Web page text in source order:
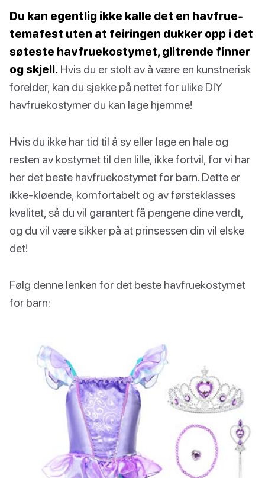
Du kan egentlig ikke kalle det en havfrue-
temafest uten at feiringen dukker opp i det
søteste havfruekostymet, glitrende finner
og skjell. Hvis du er stolt av å være en kunstnerisk
forelder, kan du sjekke på nettet for ulike DIY
havfruekostymer du kan lage hjemme!
Hvis du ikke har tid til å sy eller lage en hale og
resten av kostymet til den lille, ikke fortvil, for vi har
her det beste havfruekostymet for barn. Dette er
ikke-kløende, komfortabelt og av førsteklasses
kvalitet, så du vil garantert få pengene dine verdt,
og du vil være sikker på at prinsessen din vil elske
det!
Følg denne lenken for det beste havfruekostymet
for barn: